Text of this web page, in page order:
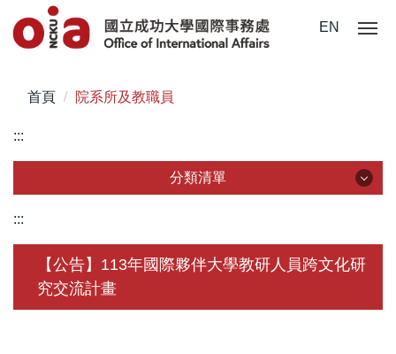
到
區
EN
首頁 院系所及教職員
:::
分類清單
關於我們
未來學生
:::
【公告】113年國際夥伴大學教研人員跨文化研
究交流計畫